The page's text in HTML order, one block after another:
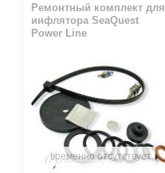
Ремонтный комплект для
инфлятора SeaQuest
Power Line
временно отсутствует